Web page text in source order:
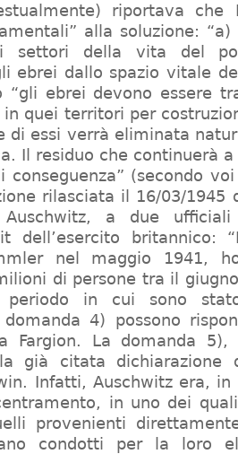
riportava che
alla soluzione:
della vita del
ebrei dallo spazio vitale
“gli ebrei devono essere
quei territori per
di essi verrà eliminata
Il residuo che continuerà
conseguenza” (secondo
rilasciata il 16/03/1945
Auschwitz, a due
dell’esercito britannico:
nel maggio 1941,
di persone tra il
in cui sono
4) possono
Fargion. La domanda
già citata dichiarazione
Infatti, Auschwitz era,
in uno dei
provenienti
condotti per la loro